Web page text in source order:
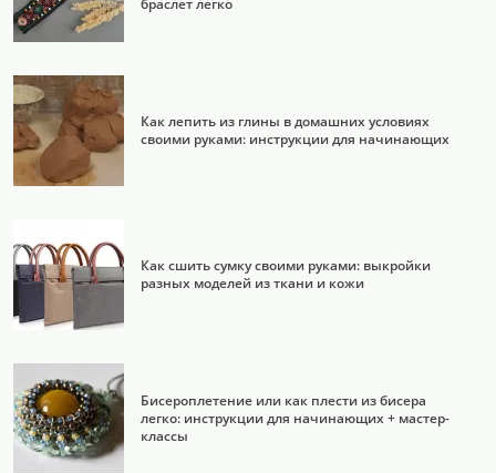
Как лепить из глины в домашних условиях
своими руками: инструкции для начинающих
Как сшить сумку своими руками: выкройки
разных моделей из ткани и кожи
Бисероплетение или как плести из бисера
легко: инструкции для начинающих + мастер-
классы